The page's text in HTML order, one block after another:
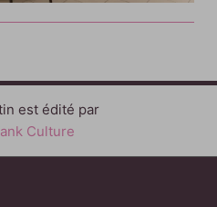
est édité par
Culture